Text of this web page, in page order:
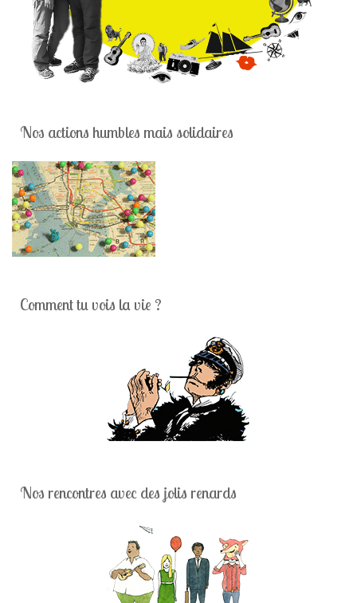
Nos actions humbles mais solidaires
Comment tu vois la vie ?
Nos rencontres avec des jolis renards